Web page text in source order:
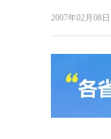
2007年02月08